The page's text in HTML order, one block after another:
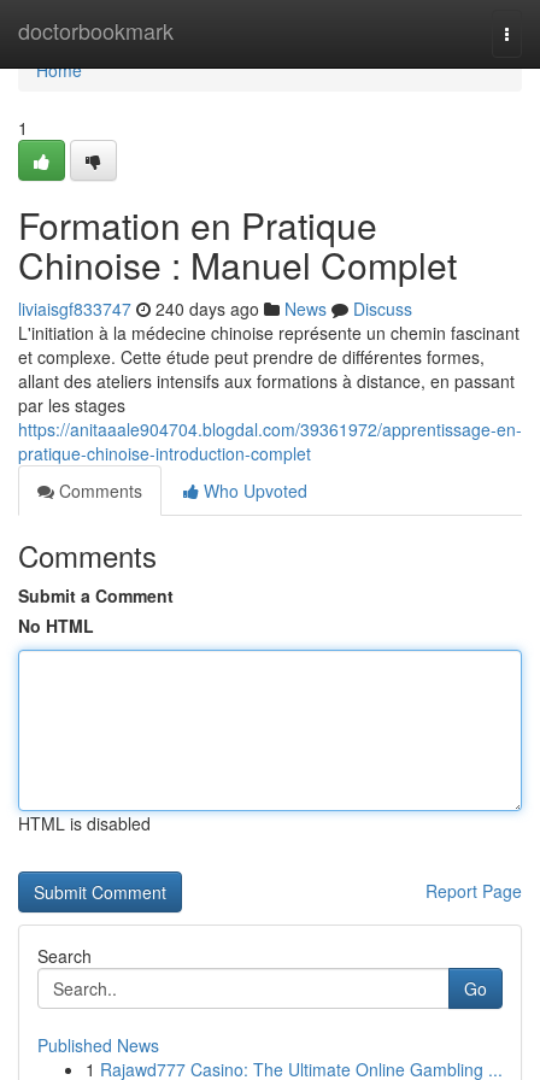
doctorbookmark
Home
Home
1
Formation en Pratique
Chinoise : Manuel Complet
liviaisgf833747 240 days ago News
Discuss
L'initiation à la médecine chinoise représente un chemin fascinant
et complexe. Cette étude peut prendre de différentes formes,
allant des ateliers intensifs aux formations à distance, en passant
par les stages
https://anitaaale904704.blogdal.com/39361972/apprentissage-en-
pratique-chinoise-introduction-complet
Comments
Who Upvoted
Comments
Submit a Comment
No HTML
HTML is disabled
Report Page
Search
Go
Published News
1 Rajawd777 Casino: The Ultimate Online Gambling ...